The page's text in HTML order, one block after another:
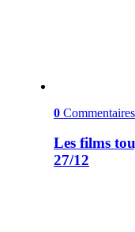
0 Commentaires
Les films
27/12